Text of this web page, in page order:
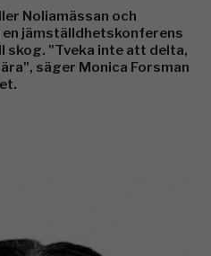
Noliamässan och
jämställdhetskonferens
skog. "Tveka inte att delta,
säger Monica Forsman